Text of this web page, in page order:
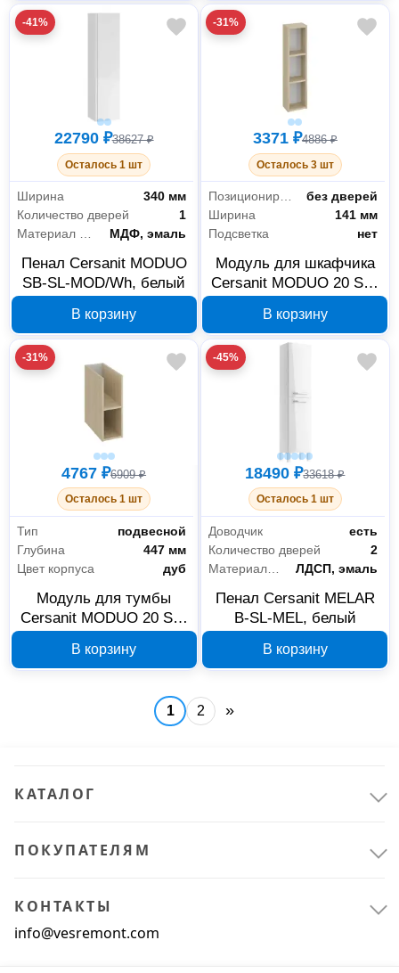
Сантехника
Водоснабжение и водоотведение
Мебель для ванной комнаты 59
Санфаянс
Товары для ванной комнаты и туалета 7
Офис и дом 1
Хозяйственные товары
Специальный крепеж
-41%
22790 ₽38627 ₽
Осталось 1 шт
Ширина
340 мм
Количество дверей
1
МДФ, эмаль
Пенал Cersanit MODUO
SB-SL-MOD/Wh, белый
В корзину
-31%
3371 ₽4886 ₽
Осталось 3 шт
Позиционирование дверей
без дверей
Ширина
141 мм
Подсветка
нет
Модуль для шкафчика
Cersanit MODUO 20 SB-
В корзину
-31%
4767 ₽6909 ₽
Осталось 1 шт
Тип
подвесной
Глубина
447 мм
Цвет корпуса
дуб
Модуль для тумбы
Cersanit MODUO 20 SB-
В корзину
-45%
18490 ₽33618 ₽
Осталось 1 шт
Доводчик
есть
Количество дверей
2
Материал корпуса
ЛДСП, эмаль
Пенал Cersanit MELAR
B-SL-MEL, белый
В корзину
1 2 »
КАТАЛОГ
ПОКУПАТЕЛЯМ
КОНТАКТЫ
info@vesremont.com